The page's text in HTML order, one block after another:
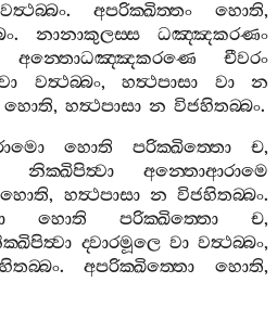
වත්‍ථබ‍්බං. අපරික‍්ඛිත‍්තං හොති,
. නානාකුලස‍්ස
ධඤ‍්ඤකරණං
අන‍්තොධඤ‍්ඤකරණෙ
චීවරං
වත්‍ථබ‍්බං, හත්‍ථපාසා වා
න
හොති, හත්‍ථපාසා න විජහිතබ‍්බං.
හොති පරික‍්ඛිත‍්තො ච,
නික‍්ඛිපිත්‍වා
අන‍්තොආරාමෙ
හොති, හත්‍ථපාසා න විජහිතබ‍්බං.
හොති පරික‍්ඛිත‍්තො ච,
ද‍්වාරමූලෙ වා වත්‍ථබ‍්බං,
.අපරික‍්ඛිත‍්තො හොති,